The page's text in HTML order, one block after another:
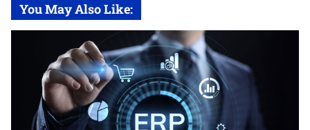
You May Also Like: